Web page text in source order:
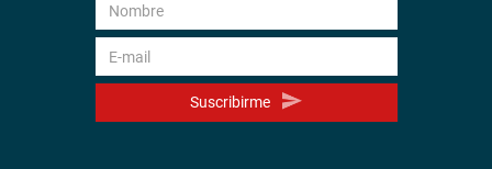
Suscribirme